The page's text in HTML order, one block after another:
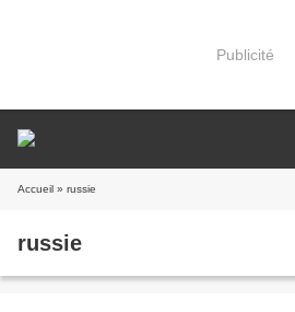
Publicité
Accueil » russie
russie